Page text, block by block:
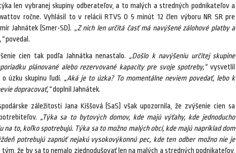
len vybranej skupiny odberateľov, a to malých a stredných podnikateľov a
ročne. Vyhlásil to v relácii RTVS O 5 minút 12 člen výboru NR SR pre
Jahnátek (Smer-SD). „Z nich len určitá časť má navýšené zálohové platby a
povedal.
cien tak podľa Jahnátka nenastalo. „Došlo k navýšeniu určitej skupine
plánované alebo rezervované kapacity pre svoje spotreby,“vysvetlil
úzku skupinu ľudí. „Aká je to úzka? To momentálne neviem povedať, lebo k
dopracovať,“doplnil Jahnátek.
záležitosti Jana Kiššová (SaS) však upozornila, že zvýšenie cien sa
„Týka sa to bytových domov, kde majú výťahy, kde jednoducho
na to, koľko spotrebujú. Týka sa to možno malých obcí, kde majú napríklad dom
potrebujú zapnúť nejakú vysokovýkonnú pec, kde ten odber možno nie je
že by sa to nemalo zjednodušovať len na malých a stredných podnikateľov,